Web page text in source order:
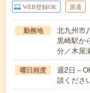
WEB登録OK 派遣
勤務地
北九州市
黒崎駅か
分／木屋
曜日頻度
週2日～
談くださ